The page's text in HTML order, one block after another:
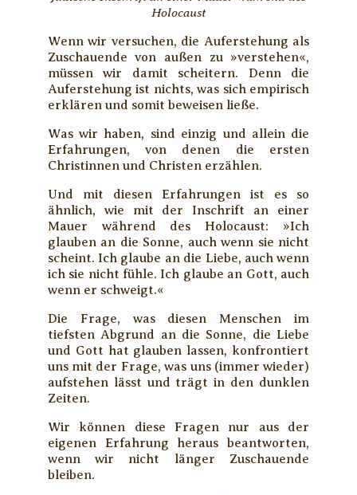
Holocaust
Wenn wir versuchen, die Auferstehung als
Zuschauende von außen zu »verstehen«,
müssen wir damit scheitern. Denn die
Auferstehung ist nichts, was sich empirisch
erklären und somit beweisen ließe.
Was wir haben, sind einzig und allein die
Erfahrungen, von denen die ersten
Christinnen und Christen erzählen.
Und mit diesen Erfahrungen ist es so
ähnlich, wie mit der Inschrift an einer
Mauer während des Holocaust: »Ich
glauben an die Sonne, auch wenn sie nicht
scheint. Ich glaube an die Liebe, auch wenn
ich sie nicht fühle. Ich glaube an Gott, auch
wenn er schweigt.«
Die Frage, was diesen Menschen im
tiefsten Abgrund an die Sonne, die Liebe
und Gott hat glauben lassen, konfrontiert
uns mit der Frage, was uns (immer wieder)
aufstehen lässt und trägt in den dunklen
Zeiten.
Wir können diese Fragen nur aus der
eigenen Erfahrung heraus beantworten,
wenn wir nicht länger Zuschauende
bleiben.